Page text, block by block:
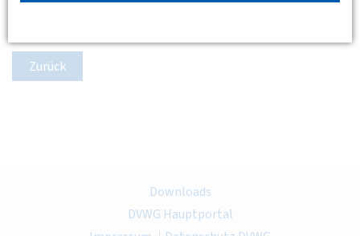
Zurück
Downloads
DVWG Hauptportal